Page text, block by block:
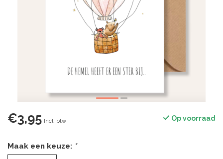
€3,95 Incl. btw Op voorraad
Maak een keuze: *